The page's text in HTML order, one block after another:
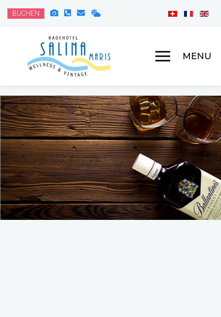
BUCHEN
MENU